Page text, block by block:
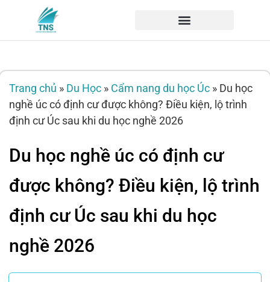
Trang chủ » Du Học » Cẩm nang du học Úc » Du học
nghề úc có định cư được không? Điều kiện, lộ trình
định cư Úc sau khi du học nghề 2026
Du học nghề úc có định cư
được không? Điều kiện, lộ trình
định cư Úc sau khi du học
nghề 2026